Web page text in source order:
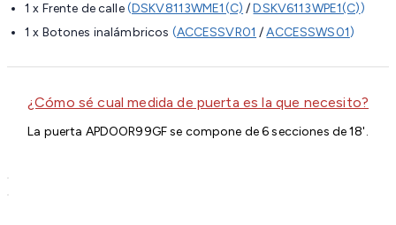
1 x Frente de calle(DSKV8113WME1(C) /DSKV6113WPE1(C))
1 x Botones inalámbricos (ACCESSVR01 /ACCESSWS01)
¿Cómo sé cual medida de puerta es la que necesito?
La puerta APDOOR99GF se compone de 6 secciones de 18'.